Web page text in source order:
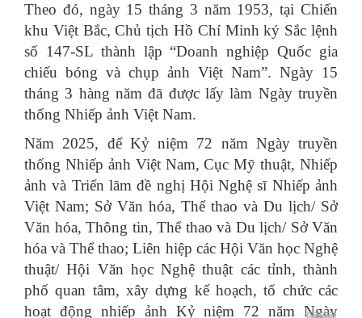
Theo đó, ngày 15 tháng 3 năm 1953, tại Chiến
khu Việt Bắc, Chủ tịch Hồ Chí Minh ký Sắc lệnh
số 147-SL thành lập “Doanh nghiệp Quốc gia
chiếu bóng và chụp ảnh Việt Nam”. Ngày 15
tháng 3 hàng năm đã được lấy làm Ngày truyền
thống Nhiếp ảnh Việt Nam.
Năm 2025, để Kỷ niệm 72 năm Ngày truyền
thống Nhiếp ảnh Việt Nam, Cục Mỹ thuật, Nhiếp
ảnh và Triển lãm đề nghị Hội Nghệ sĩ Nhiếp ảnh
Việt Nam; Sở Văn hóa, Thể thao và Du lịch/ Sở
Văn hóa, Thông tin, Thể thao và Du lịch/ Sở Văn
hóa và Thể thao; Liên hiệp các Hội Văn học Nghệ
thuật/ Hội Văn học Nghệ thuật các tỉnh, thành
phố quan tâm, xây dựng kế hoạch, tổ chức các
hoạt động nhiếp ảnh Kỷ niệm 72 năm Ngày